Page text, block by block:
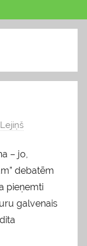
– jo,
debatēm
pieņemti
galvenais